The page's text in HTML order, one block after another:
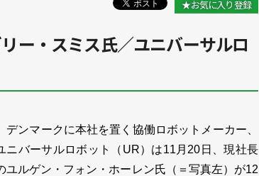
★お気に入り登録
ー・スミス氏／ユニバーサルロ
デンマークに本社を置く協働ロボットメーカー、
ニバーサルロボット（UR）は11月20日、現社長
ユルゲン・フォン・ホーレン氏（＝写真左）が12